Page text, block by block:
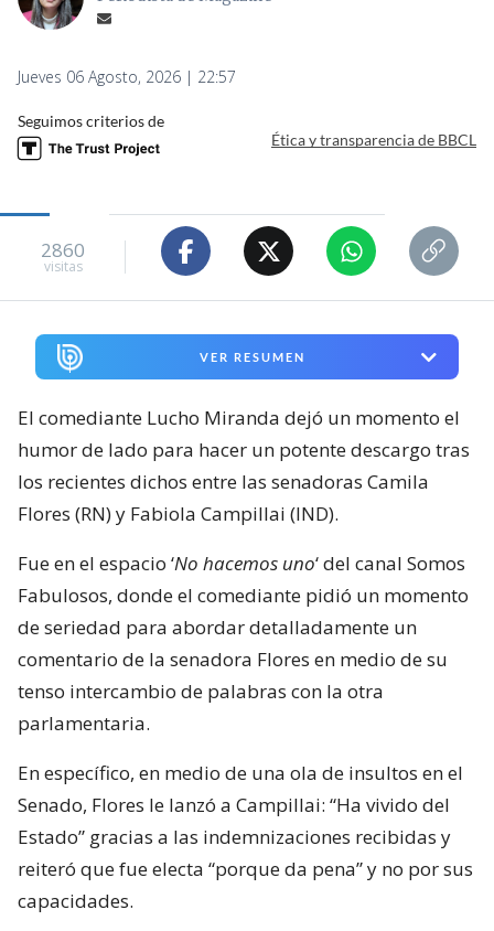
Jueves 06 Agosto, 2026 | 22:57
Seguimos criterios de
Ética y transparencia de BBCL
2860
visitas
VER RESUMEN
El comediante Lucho Miranda dejó un momento el
humor de lado para hacer un potente descargo tras
los recientes dichos entre las senadoras Camila
Flores (RN) y Fabiola Campillai (IND).
Fue en el espacio ‘No hacemos uno‘ del canal Somos
Fabulosos, donde el comediante pidió un momento
de seriedad para abordar detalladamente un
comentario de la senadora Flores en medio de su
tenso intercambio de palabras con la otra
parlamentaria.
En específico, en medio de una ola de insultos en el
Senado, Flores le lanzó a Campillai: “Ha vivido del
Estado” gracias a las indemnizaciones recibidas y
reiteró que fue electa “porque da pena” y no por sus
capacidades.